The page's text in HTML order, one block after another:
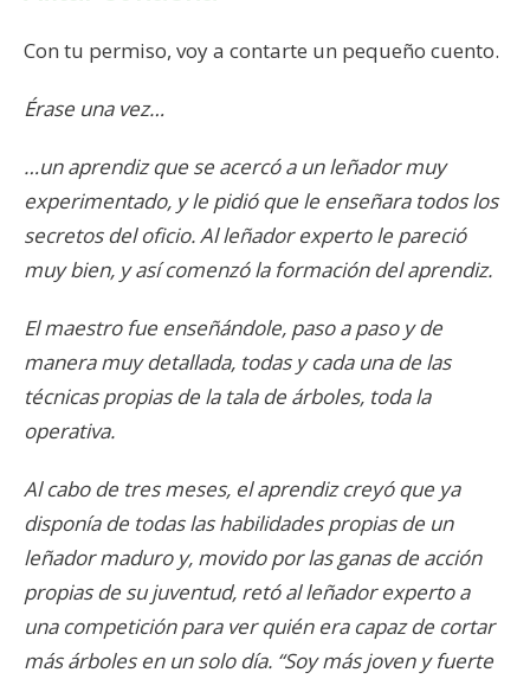
Con tu permiso, voy a contarte un pequeño cuento.
Érase una vez…
…un aprendiz que se acercó a un leñador muy
experimentado, y le pidió que le enseñara todos los
secretos del oficio. Al leñador experto le pareció
muy bien, y así comenzó la formación del aprendiz.
El maestro fue enseñándole, paso a paso y de
manera muy detallada, todas y cada una de las
técnicas propias de la tala de árboles, toda la
operativa.
Al cabo de tres meses, el aprendiz creyó que ya
disponía de todas las habilidades propias de un
leñador maduro y, movido por las ganas de acción
propias de su juventud, retó al leñador experto a
una competición para ver quién era capaz de cortar
más árboles en un solo día. “Soy más joven y fuerte